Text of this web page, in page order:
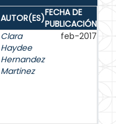
AUTOR(ES)FECHA DE
PUBLICACIÓN
Clara
Haydee
Hernandez
Martinez
feb-2017